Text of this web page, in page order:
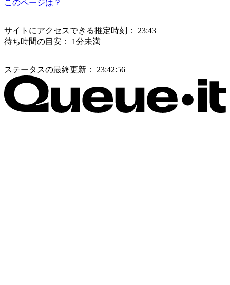
このページは？
サイトにアクセスできる推定時刻：
23:43
待ち時間の目安：
1分未満
ステータスの最終更新： 23:42:56